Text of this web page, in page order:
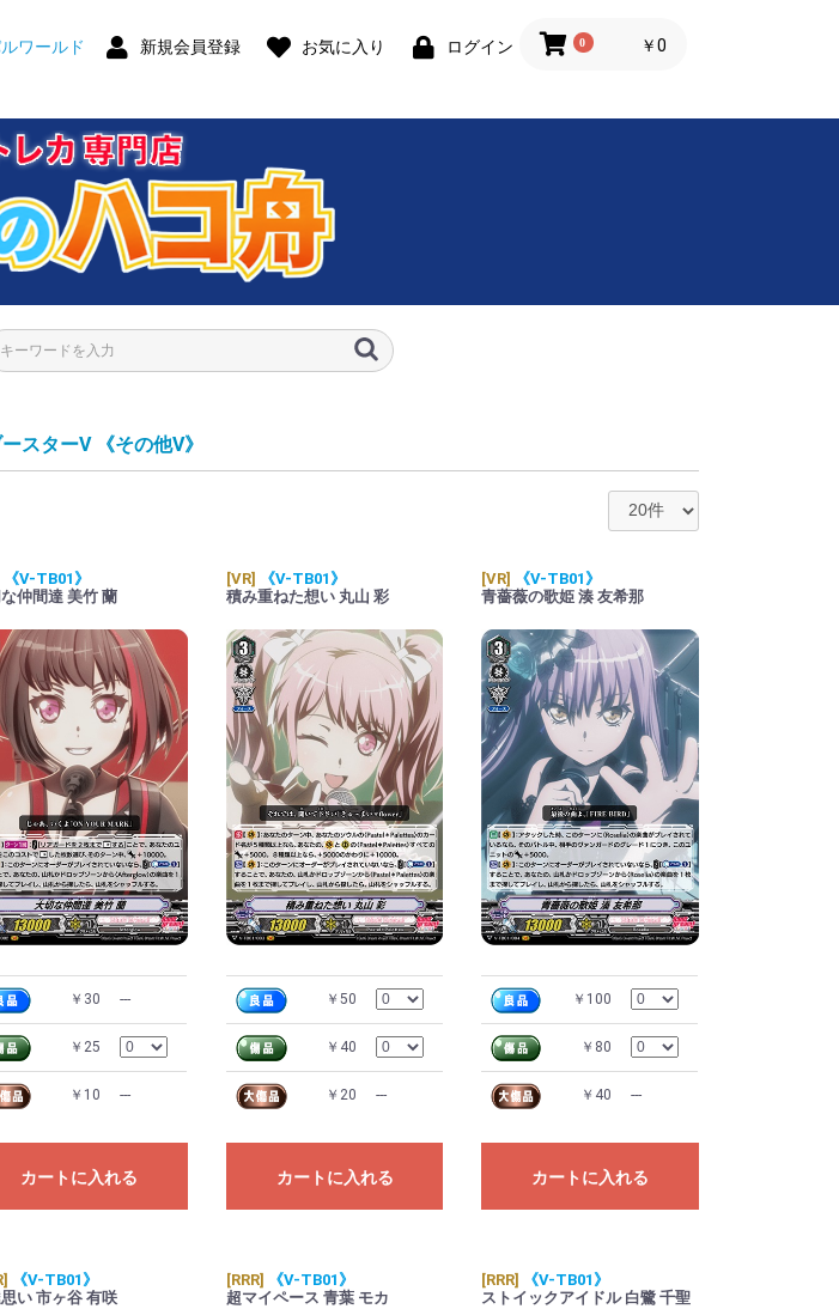
ワールド 新規会員登録 お気に入り ログイン 0 ￥0
スターV 《その他V》
《V-TB01》
仲間達 美竹 蘭
￥30 ---
￥25
￥10 ---
カートに入れる
[VR]
《V-TB01》
積み重ねた想い 丸山 彩
￥50
￥40
￥20 ---
カートに入れる
[VR]
《V-TB01》
青薔薇の歌姫 湊 友希那
￥100
￥80
￥40 ---
カートに入れる
《V-TB01》
い 市ヶ谷 有咲
[RRR]
《V-TB01》
超マイペース 青葉 モカ
[RRR]
《V-TB01》
ストイックアイドル 白鷺 千聖